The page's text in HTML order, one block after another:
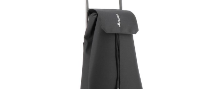
Bateria worgrip-
pro 14.4v.
1.5ah(45566)
recio
recio